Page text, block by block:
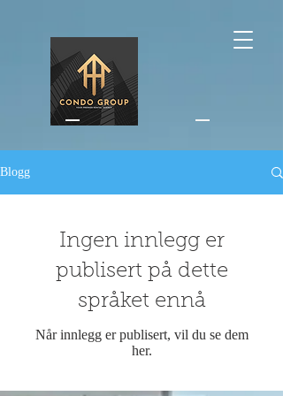
Blogg
Ingen innlegg er
publisert på dette
språket ennå
Når innlegg er publisert, vil du se dem
her.